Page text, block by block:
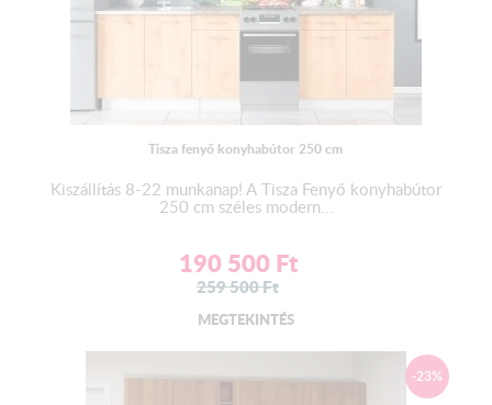
Tisza fenyő konyhabútor 250 cm
Kiszállítás 8-22 munkanap! A Tisza Fenyő konyhabútor
250 cm széles modern...
190 500 Ft
259 500Ft
MEGTEKINTÉS
-23%